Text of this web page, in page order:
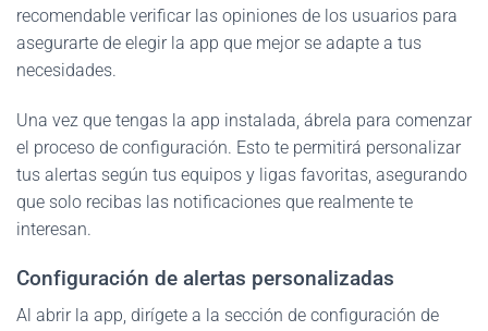
recomendable verificar las opiniones de los usuarios para
asegurarte de elegir la app que mejor se adapte a tus
necesidades.
Una vez que tengas la app instalada, ábrela para comenzar
el proceso de configuración. Esto te permitirá personalizar
tus alertas según tus equipos y ligas favoritas, asegurando
que solo recibas las notificaciones que realmente te
interesan.
Configuración de alertas personalizadas
Al abrir la app, dirígete a la sección de configuración de